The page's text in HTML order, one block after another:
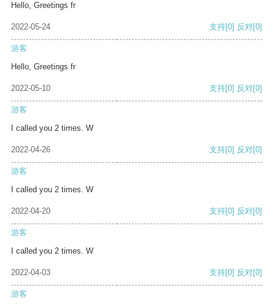
Hello, Greetings fr
2022-05-24 支持[0] 反对[0]
游客
Hello, Greetings fr
2022-05-10 支持[0] 反对[0]
游客
I called you 2 times. W
2022-04-26 支持[0] 反对[0]
游客
I called you 2 times. W
2022-04-20 支持[0] 反对[0]
游客
I called you 2 times. W
2022-04-03 支持[0] 反对[0]
游客